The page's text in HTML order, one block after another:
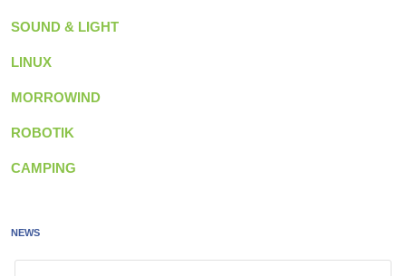
SOUND & LIGHT
LINUX
MORROWIND
ROBOTIK
CAMPING
NEWS